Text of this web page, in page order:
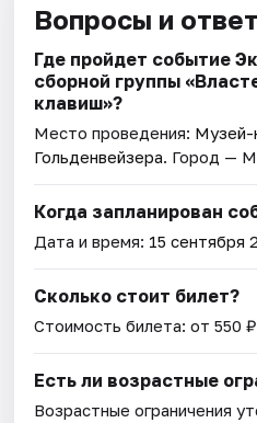
Вопросы и
Где пройдет событие
сборной группы
клавиш»?
Место проведения: Музей-
Гольденвейзера. Город —
Когда запланирован
Дата и время: 15 сентября
Сколько стоит билет?
Стоимость билета: от 550
Есть ли возрастные
Возрастные ограничения